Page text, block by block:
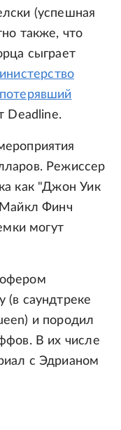
(успешная
также, что
сыграет
потерявший
Deadline.
Режиссер
как "Джон Уик
Финч
могут
саундтреке
и породил
В их числе
с Эдрианом